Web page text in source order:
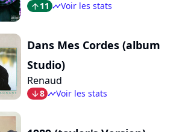
arrow_top11 timelineVoir les stats
Dans Mes Cordes (album
Studio)
Renaud
arrow_bot8 timelineVoir les stats